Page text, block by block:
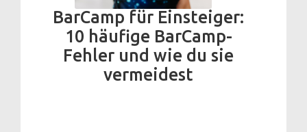
BarCamp für Einsteiger:
10 häufige BarCamp-
Fehler und wie du sie
vermeidest